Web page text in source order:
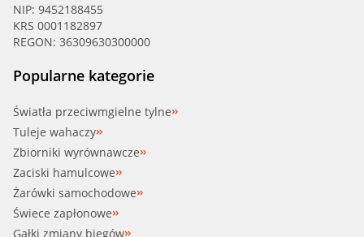
NIP: 9452188455
KRS 0001182897
REGON: 36309630300000
Popularne kategorie
Światła przeciwmgielne tylne
Tuleje wahaczy
Zbiorniki wyrównawcze
Zaciski hamulcowe
Żarówki samochodowe
Świece zapłonowe
Gałki zmiany biegów